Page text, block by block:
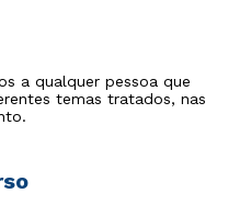
a qualquer pessoa que
temas tratados, nas